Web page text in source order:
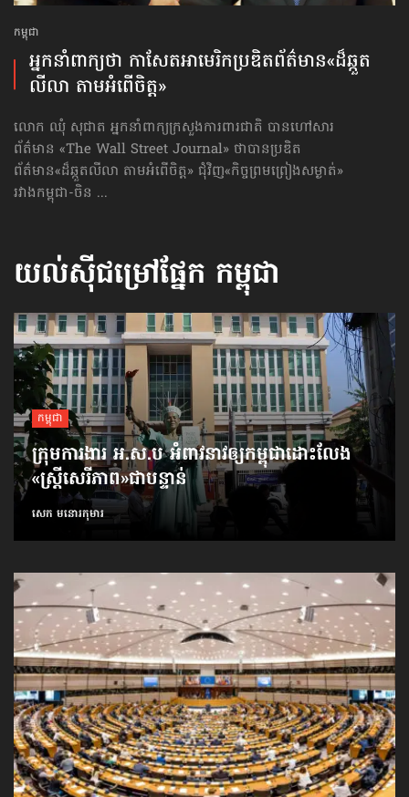
កម្ពុជា
អ្នកនាំពាក្យថា កាសែតអាមេរិកប្រឌិត​ព័ត៌មាន​«ដ៏ឆ្កួត​
លីលា តាម​អំពើចិត្ត»
លោក ឈុំ សុជាត អ្នកនាំពាក្យក្រសួងការពារជាតិ បានហៅសារ
ព័ត៌មាន «The Wall Street Journal» ថាបានប្រឌិត
ព័ត៌មាន«ដ៏ឆ្កួតលីលា តាមអំពើចិត្ត» ជុំវិញ«កិច្ចព្រមព្រៀងសម្ងាត់»
រវាងកម្ពុជា-ចិន ...
យល់ស៊ីជម្រៅផ្នែក កម្ពុជា
កម្ពុជា
ក្រុមការងារ អ.ស.ប អំពាវនាវ​ឲ្យកម្ពុជា​ដោះលែង​
«ស្ត្រីសេរីភាព»​ជាបន្ទាន់
សេក មនោរកុមារ